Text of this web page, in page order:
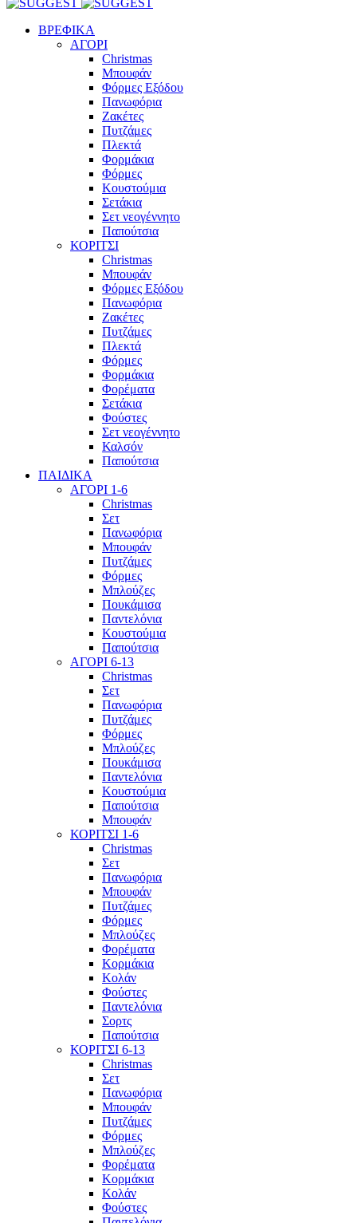
ΒΡΕΦΙΚΑ
ΑΓΟΡΙ
Christmas
Μπουφάν
Φόρμες Εξόδου
Πανωφόρια
Ζακέτες
Πυτζάμες
Πλεκτά
Φορμάκια
Φόρμες
Κουστούμια
Σετάκια
Σετ νεογέννητο
Παπούτσια
ΚΟΡΙΤΣΙ
Christmas
Μπουφάν
Φόρμες Εξόδου
Πανωφόρια
Ζακέτες
Πυτζάμες
Πλεκτά
Φόρμες
Φορμάκια
Φορέματα
Σετάκια
Φούστες
Σετ νεογέννητο
Καλσόν
Παπούτσια
ΠΑΙΔΙΚΑ
ΑΓΟΡΙ 1-6
Christmas
Σετ
Πανωφόρια
Μπουφάν
Πυτζάμες
Φόρμες
Μπλούζες
Πουκάμισα
Παντελόνια
Κουστούμια
Παπούτσια
ΑΓΟΡΙ 6-13
Christmas
Σετ
Πανωφόρια
Πυτζάμες
Φόρμες
Μπλούζες
Πουκάμισα
Παντελόνια
Κουστούμια
Παπούτσια
Μπουφάν
ΚΟΡΙΤΣΙ 1-6
Christmas
Σετ
Πανωφόρια
Μπουφάν
Πυτζάμες
Φόρμες
Μπλούζες
Φορέματα
Κορμάκια
Κολάν
Φούστες
Παντελόνια
Σορτς
Παπούτσια
ΚΟΡΙΤΣΙ 6-13
Christmas
Σετ
Πανωφόρια
Μπουφάν
Πυτζάμες
Φόρμες
Μπλούζες
Φορέματα
Κορμάκια
Κολάν
Φούστες